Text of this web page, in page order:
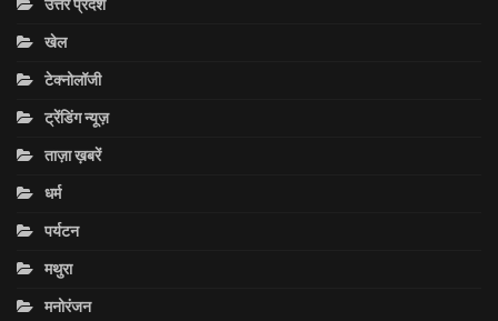
उत्तर प्रदेश
खेल
टेक्नोलॉजी
ट्रेंडिंग न्यूज़
ताज़ा ख़बरें
धर्म
पर्यटन
मथुरा
मनोरंजन